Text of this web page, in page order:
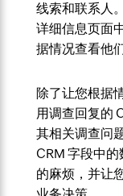
线索和联系人
详细信息页面
据情况查看他
除了让您根据
用调查回复的
其相关调查问
CRM 字段中
的麻烦，并让